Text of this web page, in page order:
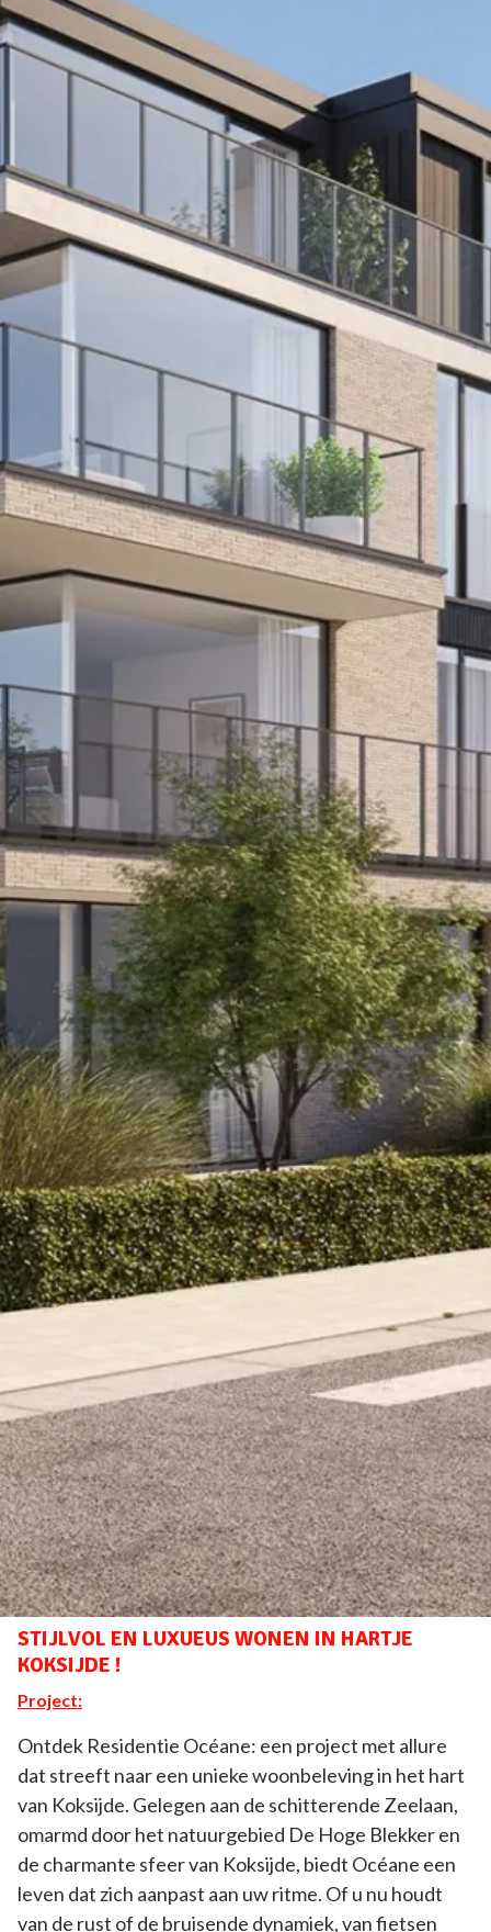
STIJLVOL EN LUXUEUS WONEN IN HARTJE
KOKSIJDE !
Project:
Ontdek Residentie Océane: een project met allure
dat streeft naar een unieke woonbeleving in het hart
van Koksijde. Gelegen aan de schitterende Zeelaan,
omarmd door het natuurgebied De Hoge Blekker en
de charmante sfeer van Koksijde, biedt Océane een
leven dat zich aanpast aan uw ritme. Of u nu houdt
van de rust of de bruisende dynamiek, van fietsen